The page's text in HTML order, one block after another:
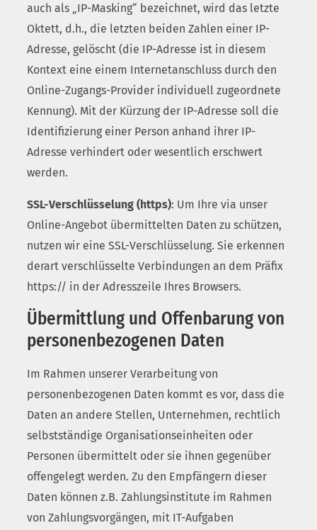
auch als „IP-Masking“ bezeichnet, wird das letzte
Oktett, d.h., die letzten beiden Zahlen einer IP-
Adresse, gelöscht (die IP-Adresse ist in diesem
Kontext eine einem Internetanschluss durch den
Online-Zugangs-Provider individuell zugeordnete
Kennung). Mit der Kürzung der IP-Adresse soll die
Identifizierung einer Person anhand ihrer IP-
Adresse verhindert oder wesentlich erschwert
werden.
SSL-Verschlüsselung (https): Um Ihre via unser
Online-Angebot übermittelten Daten zu schützen,
nutzen wir eine SSL-Verschlüsselung. Sie erkennen
derart verschlüsselte Verbindungen an dem Präfix
https:// in der Adresszeile Ihres Browsers.
Übermittlung und Offenbarung von
personenbezogenen Daten
Im Rahmen unserer Verarbeitung von
personenbezogenen Daten kommt es vor, dass die
Daten an andere Stellen, Unternehmen, rechtlich
selbstständige Organisationseinheiten oder
Personen übermittelt oder sie ihnen gegenüber
offengelegt werden. Zu den Empfängern dieser
Daten können z.B. Zahlungsinstitute im Rahmen
von Zahlungsvorgängen, mit IT-Aufgaben